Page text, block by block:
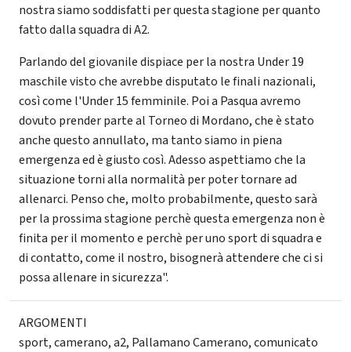
nostra siamo soddisfatti per questa stagione per quanto
fatto dalla squadra di A2.
Parlando del giovanile dispiace per la nostra Under 19
maschile visto che avrebbe disputato le finali nazionali,
così come l'Under 15 femminile. Poi a Pasqua avremo
dovuto prender parte al Torneo di Mordano, che è stato
anche questo annullato, ma tanto siamo in piena
emergenza ed è giusto così. Adesso aspettiamo che la
situazione torni alla normalità per poter tornare ad
allenarci. Penso che, molto probabilmente, questo sarà
per la prossima stagione perchè questa emergenza non è
finita per il momento e perchè per uno sport di squadra e
di contatto, come il nostro, bisognerà attendere che ci si
possa allenare in sicurezza".
ARGOMENTI
sport,camerano,a2, Pallamano Camerano,comunicato